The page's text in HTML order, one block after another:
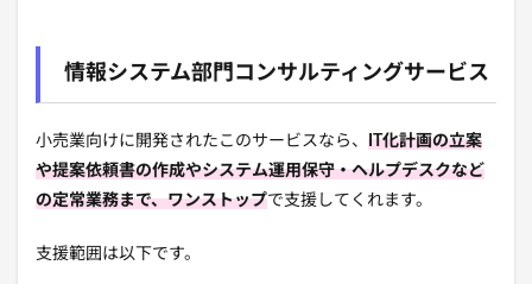
情報システム部門コンサルティングサービス
小売業向けに開発されたこのサービスなら、 IT化計画の立案
や提案依頼書の作成やシステム運用保守・ヘルプデスクなど
の定常業務まで、ワンストップで支援してくれます。
支援範囲は以下です。